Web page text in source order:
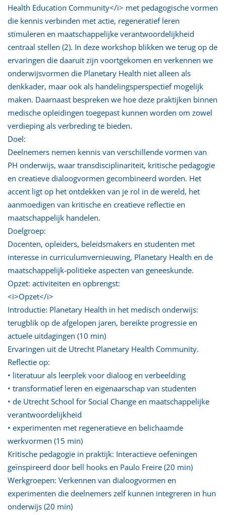
Health Education Community</i> met pedagogische vormen
die kennis verbinden met actie, regeneratief leren
stimuleren en maatschappelijke verantwoordelijkheid
centraal stellen (2). In deze workshop blikken we terug op de
ervaringen die daaruit zijn voortgekomen en verkennen we
onderwijsvormen die Planetary Health niet alleen als
denkkader, maar ook als handelingsperspectief mogelijk
maken. Daarnaast bespreken we hoe deze praktijken binnen
medische opleidingen toegepast kunnen worden om zowel
verdieping als verbreding te bieden.
Doel:
Deelnemers nemen kennis van verschillende vormen van
PH onderwijs, waar transdisciplinariteit, kritische pedagogie
en creatieve dialoogvormen gecombineerd worden. Het
accent ligt op het ontdekken van je rol in de wereld, het
aanmoedigen van kritische en creatieve reflectie en
maatschappelijk handelen.
Doelgroep:
Docenten, opleiders, beleidsmakers en studenten met
interesse in curriculumvernieuwing, Planetary Health en de
maatschappelijk-politieke aspecten van geneeskunde.
Opzet: activiteiten en opbrengst:
<i>Opzet</i>
Introductie: Planetary Health in het medisch onderwijs:
terugblik op de afgelopen jaren, bereikte progressie en
actuele uitdagingen (10 min)
Ervaringen uit de Utrecht Planetary Health Community.
Reflectie op:
• literatuur als leerplek voor dialoog en verbeelding
• transformatief leren en eigenaarschap van studenten
• de Utrecht School for Social Change en maatschappelijke
verantwoordelijkheid
• experimenten met regeneratieve en belichaamde
werkvormen (15 min)
Kritische pedagogie in praktijk: Interactieve oefeningen
geïnspireerd door bell hooks en Paulo Freire (20 min)
Werkgroepen: Verkennen van dialoogvormen en
experimenten die deelnemers zelf kunnen integreren in hun
onderwijs (20 min)